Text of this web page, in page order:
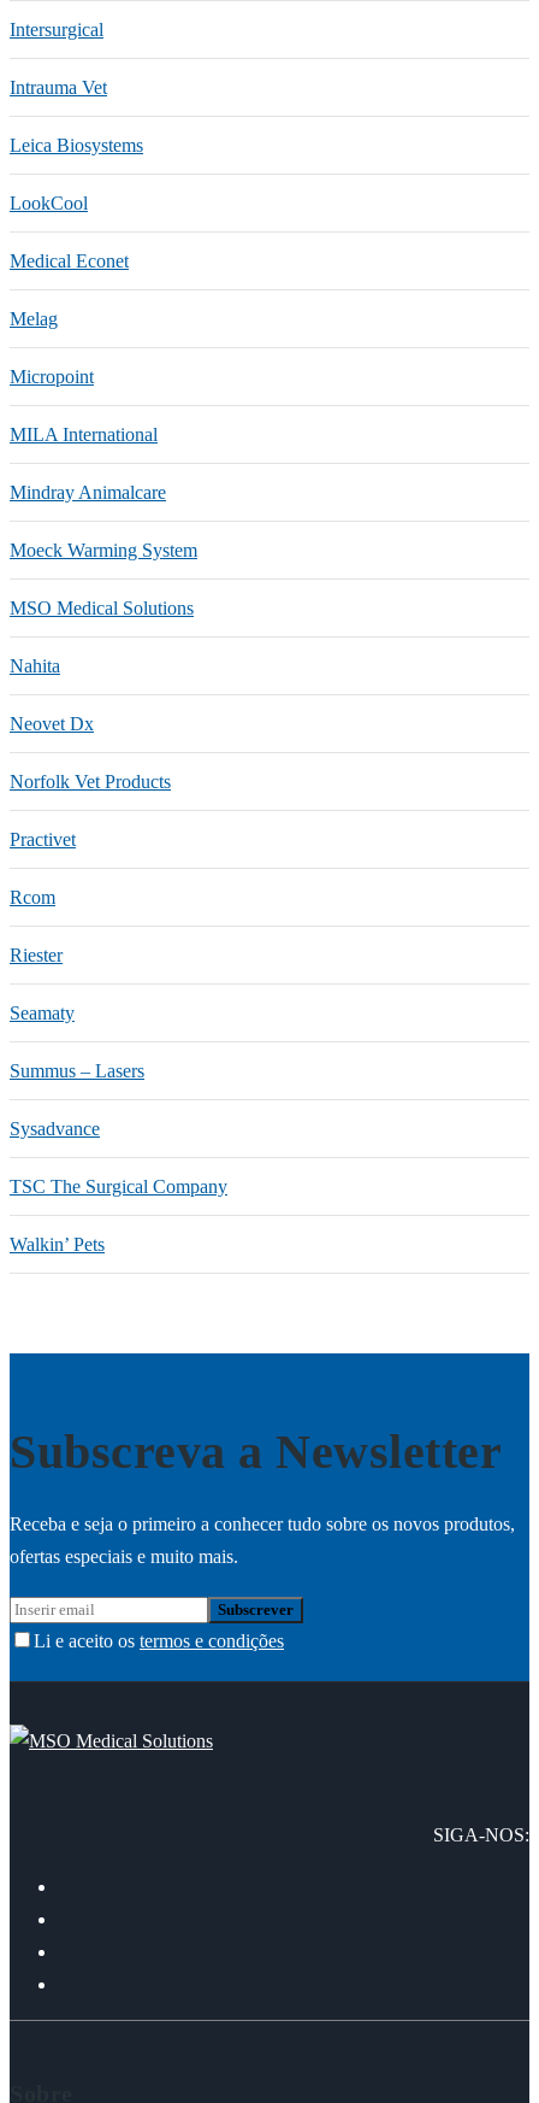
Intersurgical
Intrauma Vet
Leica Biosystems
LookCool
Medical Econet
Melag
Micropoint
MILA International
Mindray Animalcare
Moeck Warming System
MSO Medical Solutions
Nahita
Neovet Dx
Norfolk Vet Products
Practivet
Rcom
Riester
Seamaty
Summus – Lasers
Sysadvance
TSC The Surgical Company
Walkin’ Pets
Subscreva a Newsletter
Receba e seja o primeiro a conhecer tudo sobre os novos produtos,
ofertas especiais e muito mais.
Li e aceito os termos e condições
SIGA-NOS: